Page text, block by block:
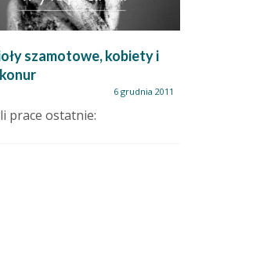
szamotowe, kobiety i
6 grudnia 2011
prace ostatnie: